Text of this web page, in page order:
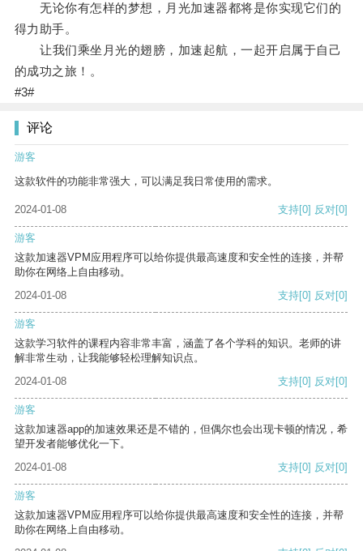
无论你有怎样的梦想，月光加速器都将是你实现它们的
得力助手。
让我们乘坐月光的翅膀，加速起航，一起开启属于自己
的成功之旅！。
#3#
评论
游客
这款软件的功能非常强大，可以满足我日常使用的需求。
2024-01-08 支持[0] 反对[0]
游客
这款加速器VPM应用程序可以给你提供最高速度和安全性的连接，并帮
助你在网络上自由移动。
2024-01-08
支持[0] 反对[0]
游客
这款学习软件的课程内容非常丰富，涵盖了各个学科的知识。老师的讲
解非常生动，让我能够轻松理解知识点。
2024-01-08
支持[0] 反对[0]
游客
这款加速器app的加速效果还是不错的，但偶尔也会出现卡顿的情况，希
望开发者能够优化一下。
2024-01-08
支持[0] 反对[0]
游客
这款加速器VPM应用程序可以给你提供最高速度和安全性的连接，并帮
助你在网络上自由移动。